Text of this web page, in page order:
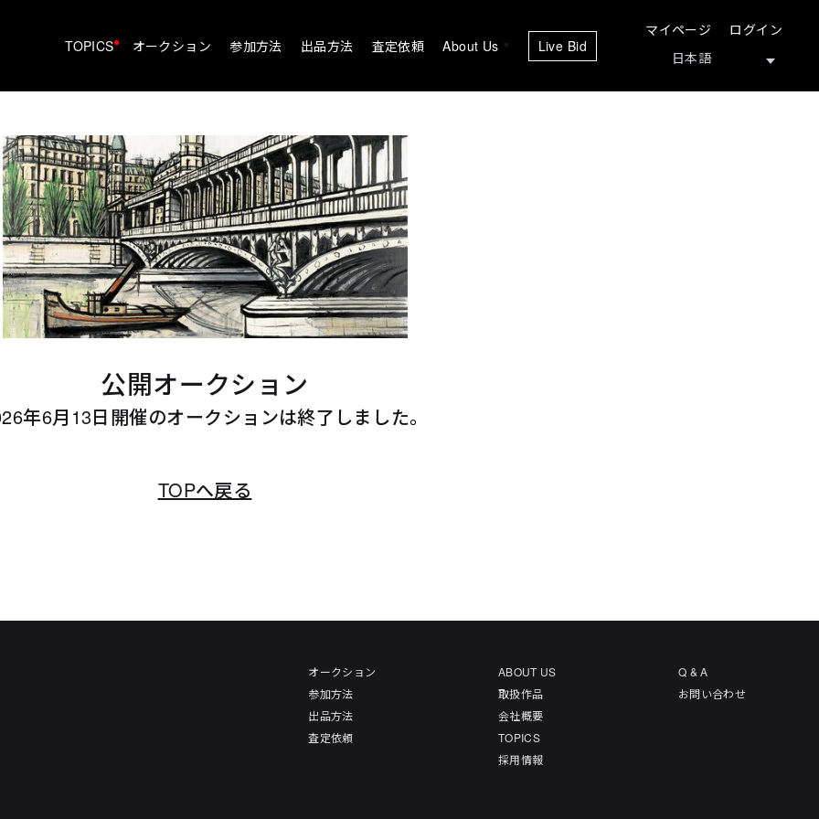
TOPICS• オークション 参加方法 出品方法 査定依頼 About Us Live Bid
マイページ ログイン
公開オークション
年6月13日開催のオークションは終了しました。
TOPへ戻る
オークション
参加方法
出品方法
査定依頼
ABOUT US
取扱作品
会社概要
TOPICS
採用情報
Q & A
お問い合わせ